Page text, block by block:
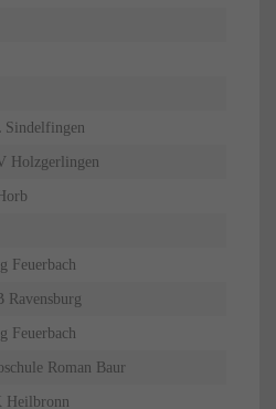
Sindelfingen
Holzgerlingen
Feuerbach
Ravensburg
Feuerbach
Roman Baur
Heilbronn